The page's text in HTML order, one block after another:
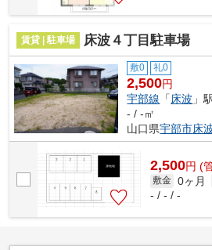
賃貸 | 駐車場 床波４丁目駐車場
敷0 礼0
2,500円
宇部線 「 床波 」
- / -㎡
山口県宇部市床
2,500円 (
敷金 0ヶ月
- / - / -